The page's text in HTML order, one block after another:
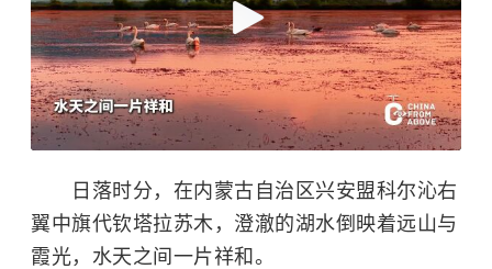
日落时分，在内蒙古自治区兴安盟科尔沁右
翼中旗代钦塔拉苏木，澄澈的湖水倒映着远山与
霞光，水天之间一片祥和。